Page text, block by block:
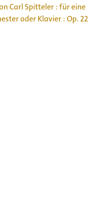
Carl Spitteler : für eine
oder Klavier : Op. 22